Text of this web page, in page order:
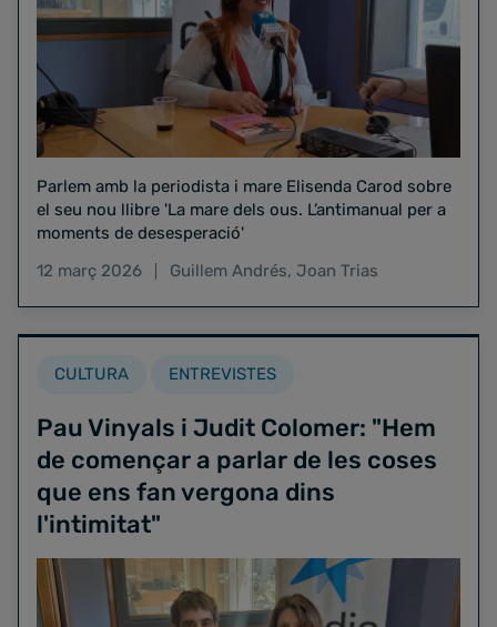
Parlem amb la periodista i mare Elisenda Carod sobre
el seu nou llibre 'La mare dels ous. L’antimanual per a
moments de desesperació'
12 març 2026
Guillem Andrés, Joan Trias
CULTURA ENTREVISTES
Pau Vinyals i Judit Colomer: "Hem
de començar a parlar de les coses
que ens fan vergona dins
l'intimitat"